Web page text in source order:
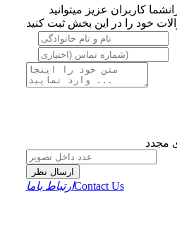
شما کاربران عزیز میتوانید
خود را در این بخش ثبت کنید
مجدد
ارسال نظر
ارتباط باماContact Us